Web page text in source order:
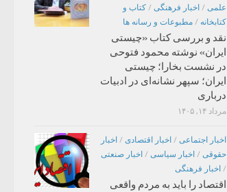
علمی / اخبار فرهنگی / کتاب و
کتابخانه / مطبوعات و رسانه ها
نقد و بررسی کتاب «چیستی
ایران» نوشته محمود فتوحی
در نشست بخارا؛ چیستی
ایران؛ سپهر نشانه‌ای در ادبیات
درباری
مرداد ۱۴, ۱۴۰۵
اخبار اجتماعی / اخبار اقتصادی / اخبار
حقوقی / اخبار سیاسی / اخبار صنعتی
/ اخبار فرهنگی
اقتصاد را باید به مردم واقعی